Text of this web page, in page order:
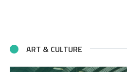
ART & CULTURE